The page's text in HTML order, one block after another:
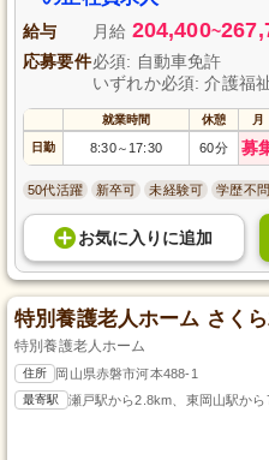
給与 月給 204,400~
応募要件必須: 自動車免許
いずれか必須: 介護福
就業時間 休憩 月
日勤 8:30～ 17:30 60分 募
50代活躍 新卒可 未経験可 学歴不問
お気に入り に追加
特別養護老人ホーム さく
特別養護老人ホーム
住所 岡山県赤磐市河本488-1
最寄駅 瀬戸駅から2.8km、東岡山駅か